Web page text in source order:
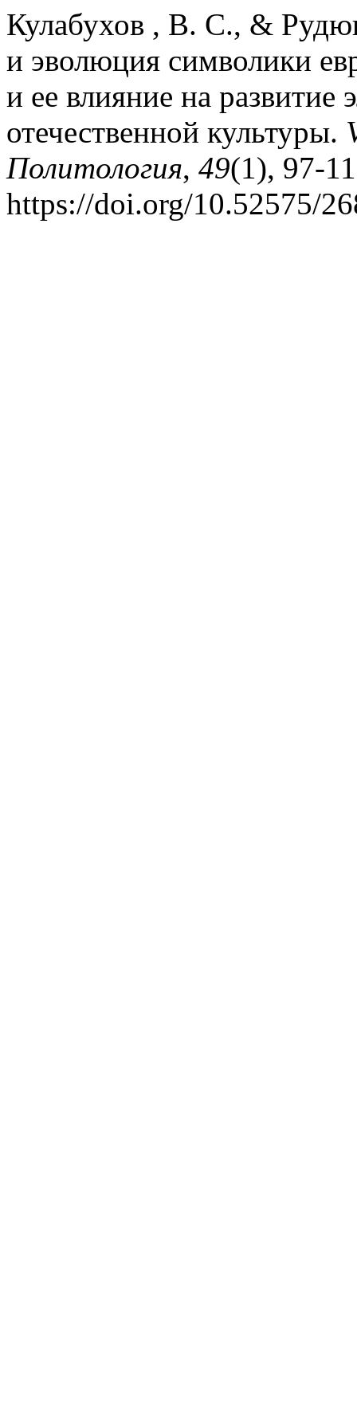
Кулабухов , В. С., &
и эволюция символики
и ее влияние на развитие
отечественной культуры.
Политология, 49(1), 97-
https://doi.org/10.52575/